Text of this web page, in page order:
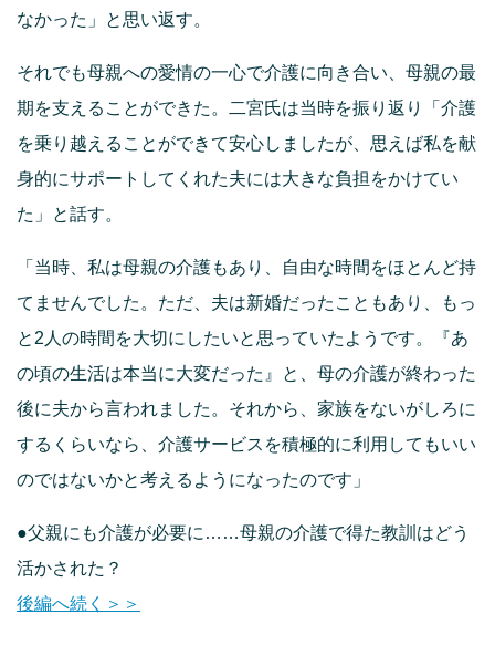
なかった」と思い返す。
それでも母親への愛情の一心で介護に向き合い、母親の最
期を支えることができた。二宮氏は当時を振り返り「介護
を乗り越えることができて安心しましたが、思えば私を献
身的にサポートしてくれた夫には大きな負担をかけてい
た」と話す。
「当時、私は母親の介護もあり、自由な時間をほとんど持
てませんでした。ただ、夫は新婚だったこともあり、もっ
と2人の時間を大切にしたいと思っていたようです。『あ
の頃の生活は本当に大変だった』と、母の介護が終わった
後に夫から言われました。それから、家族をないがしろに
するくらいなら、介護サービスを積極的に利用してもいい
のではないかと考えるようになったのです」
●父親にも介護が必要に……母親の介護で得た教訓はどう
活かされた？
後編へ続く＞＞